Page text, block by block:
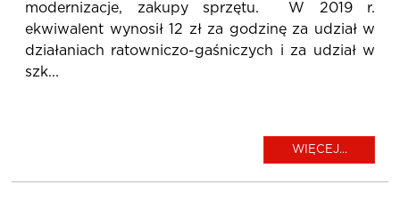
modernizacje, zakupy sprzętu. W 2019 r.
ekwiwalent wynosił 12 zł za godzinę za udział w
działaniach ratowniczo-gaśniczych i za udział w
szk...
WIĘCEJ...